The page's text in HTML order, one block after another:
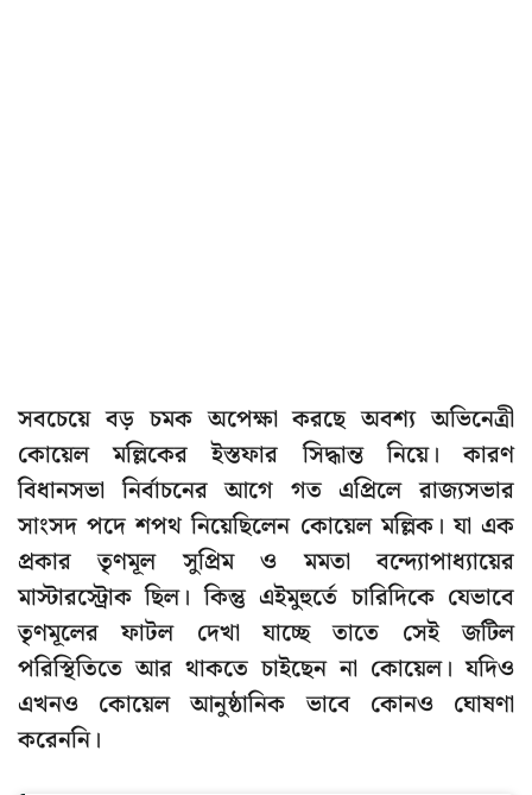
সবচেয়ে বড় চমক অপেক্ষা করছে অবশ্য অভিনেত্রী
কোয়েল মল্লিকের ইস্তফার সিদ্ধান্ত নিয়ে। কারণ
বিধানসভা নির্বাচনের আগে গত এপ্রিলে রাজ্যসভার
সাংসদ পদে শপথ নিয়েছিলেন কোয়েল মল্লিক। যা এক
প্রকার তৃণমূল সুপ্রিম ও মমতা বন্দ্যোপাধ্যায়ের
মাস্টারস্ট্রোক ছিল। কিন্তু এইমুহুর্তে চারিদিকে যেভাবে
তৃণমূলের ফাটল দেখা যাচ্ছে তাতে সেই জটিল
পরিস্থিতিতে আর থাকতে চাইছেন না কোয়েল। যদিও
এখনও কোয়েল আনুষ্ঠানিক ভাবে কোনও ঘোষণা
করেননি।